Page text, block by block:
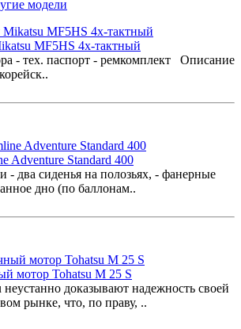
модели
MF5HS 4х-тактный
- тех. паспорт - ремкомплект Описание
Adventure Standard 400
- два сиденья на полозьях, - фанерные
дно (по баллонам..
мотор Tohatsu M 25 S
доказывают надежность своей
рынке, что, по праву, ..